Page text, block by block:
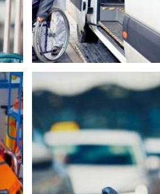
Agrandir la